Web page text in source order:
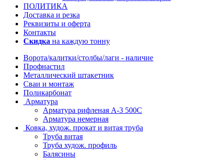
ПОЛИТИКА
Доставка и резка
Реквизиты и оферта
Контакты
Скидка на каждую тонну
Ворота/калитки/столбы/лаги - наличие
Профнастил
Металлический штакетник
Сваи и монтаж
Поликарбонат
Арматура
Арматура рифленая А-3 500С
Арматура немерная
Ковка, худож. прокат и витая труба
Труба витая
Труба худож. профиль
Балясины